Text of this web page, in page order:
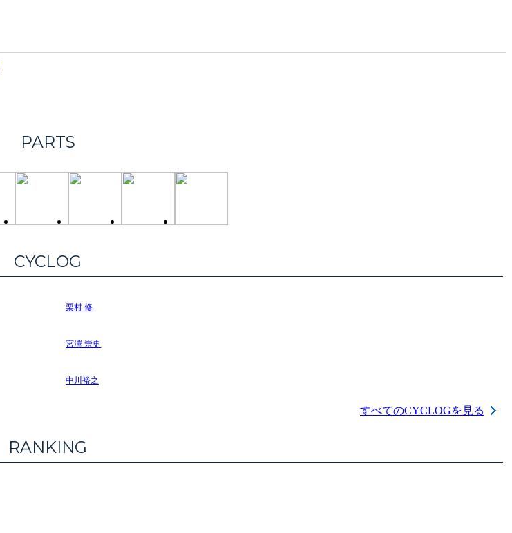
PARTS
CYCLOG
栗村 修
宮澤 崇史
中川裕之
すべてのCYCLOGを見る
RANKING